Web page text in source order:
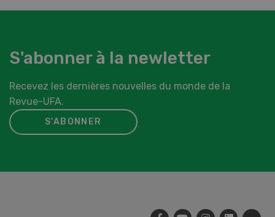
S'abonner à la newletter
Recevez les dernières nouvelles du monde de la
Revue-UFA.
S'ABONNER